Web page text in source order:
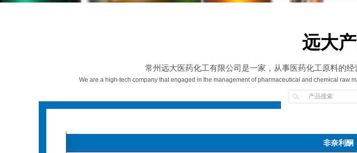
限
远大
常州远大医药化工有限公司是一家，从事医药化工原料的
We are a high-tech company that engaged in the management of pharmaceutical and chemical
非奈利酮